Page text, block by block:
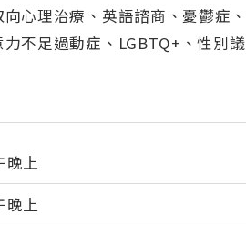
心理治療、英語諮商、憂鬱症、
不足過動症、LGBTQ+、性別議
晚上
晚上